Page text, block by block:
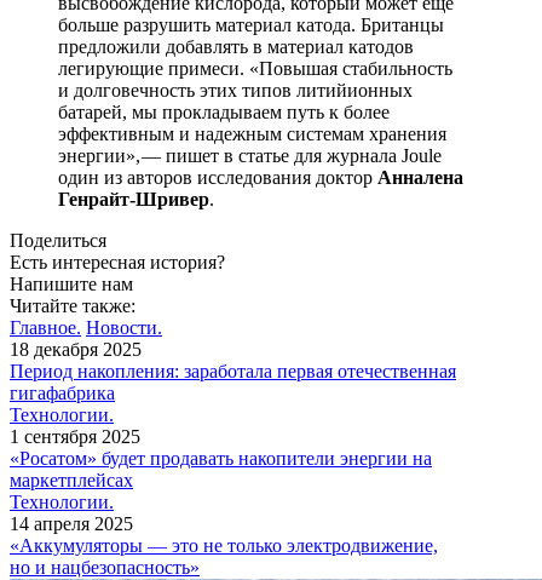
больше разрушить материал катода. Британцы
предложили добавлять в материал катодов
легирующие примеси. «Повышая стабильность
и долговечность этих типов литийионных
батарей, мы прокладываем путь к более
эффективным и надежным системам хранения
энергии», — ​пишет в статье для журнала Joule
один из авторов исследования доктор Анналена
Генрайт-Шривер.
Поделиться
Есть интересная история?
Напишите нам
Читайте также:
Главное. Новости.
18 декабря 2025
Период накопления: заработала первая отечественная
гигафабрика
Технологии.
1 сентября 2025
«Росатом» будет продавать накопители энергии на
маркетплейсах
Технологии.
14 апреля 2025
«Аккумуляторы — это не только электродвижение,
но и нацбезопасность»